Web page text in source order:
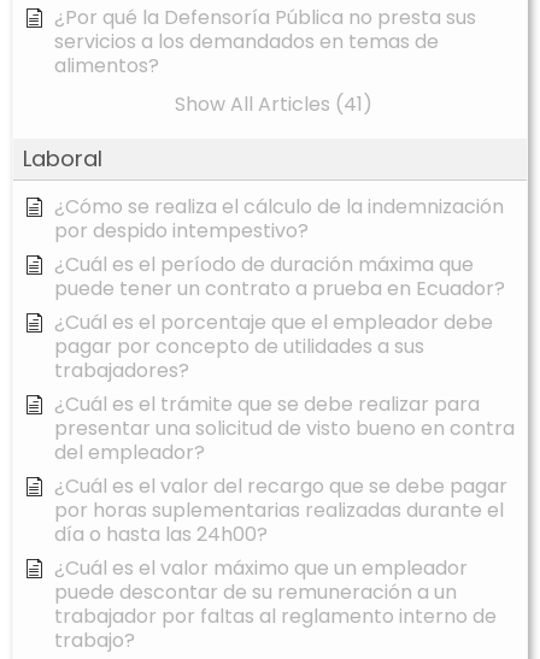
¿Por qué la Defensoría Pública no presta sus
servicios a los demandados en temas de
alimentos?
Show All Articles (41)
Laboral
¿Cómo se realiza el cálculo de la indemnización
por despido intempestivo?
¿Cuál es el período de duración máxima que
puede tener un contrato a prueba en Ecuador?
¿Cuál es el porcentaje que el empleador debe
pagar por concepto de utilidades a sus
trabajadores?
¿Cuál es el trámite que se debe realizar para
presentar una solicitud de visto bueno en contra
del empleador?
¿Cuál es el valor del recargo que se debe pagar
por horas suplementarias realizadas durante el
día o hasta las 24h00?
¿Cuál es el valor máximo que un empleador
puede descontar de su remuneración a un
trabajador por faltas al reglamento interno de
trabajo?